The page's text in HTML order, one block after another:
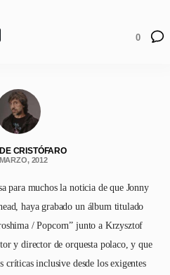
0
CRISTÓFARO
2012
para muchos la noticia de que Jonny
haya grabado un álbum titulado
/ Popcorn” junto a Krzysztof
y director de orquesta polaco, y que
críticas inclusive desde los exigentes